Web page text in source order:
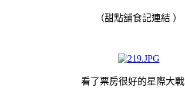
（甜點舖食記連結 ）
看了票房很好的星際大戰